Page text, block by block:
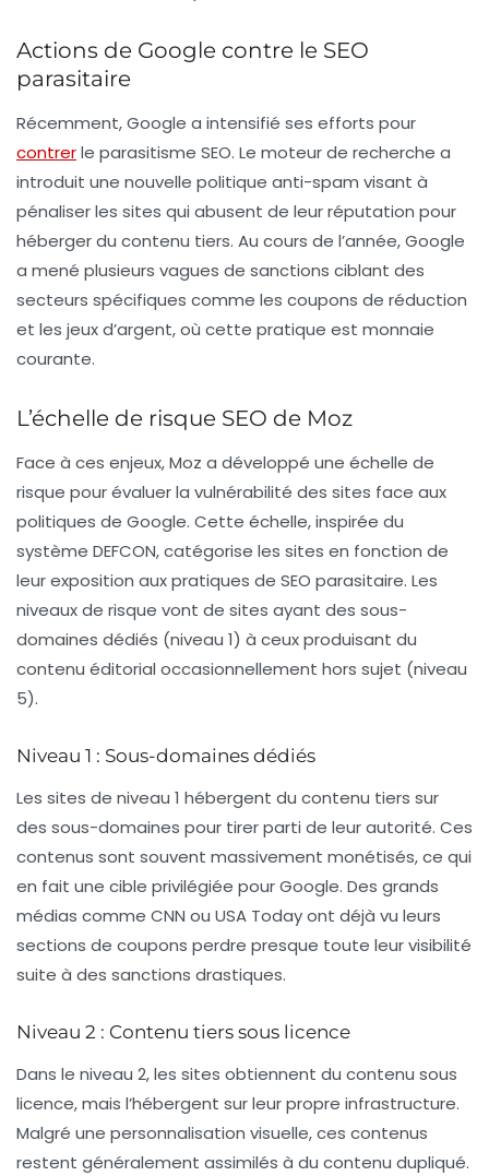
Actions de Google contre le SEO
parasitaire
Récemment, Google a intensifié ses efforts pour
contrerle parasitisme SEO. Le moteur de recherche a
introduit une nouvelle politique anti-spam visant à
pénaliser les sites qui abusent de leur réputation pour
héberger du contenu tiers. Au cours de l’année, Google
a mené plusieurs vagues de sanctions ciblant des
secteurs spécifiques comme les coupons de réduction
et les jeux d’argent, où cette pratique est monnaie
courante.
L’échelle de risque SEO de Moz
Face à ces enjeux, Moz a développé une échelle de
risque pour évaluer la vulnérabilité des sites face aux
politiques de Google. Cette échelle, inspirée du
système DEFCON, catégorise les sites en fonction de
leur exposition aux pratiques de SEO parasitaire. Les
niveaux de risque vont de sites ayant des sous-
domaines dédiés (niveau 1) à ceux produisant du
contenu éditorial occasionnellement hors sujet (niveau
5).
Niveau 1 : Sous-domaines dédiés
Les sites de niveau 1 hébergent du contenu tiers sur
des sous-domaines pour tirer parti de leur autorité. Ces
contenus sont souvent massivement monétisés, ce qui
en fait une cible privilégiée pour Google. Des grands
médias comme CNN ou USA Today ont déjà vu leurs
sections de coupons perdre presque toute leur visibilité
suite à des sanctions drastiques.
Niveau 2 : Contenu tiers sous licence
Dans le niveau 2, les sites obtiennent du contenu sous
licence, mais l’hébergent sur leur propre infrastructure.
Malgré une personnalisation visuelle, ces contenus
restent généralement assimilés à du contenu dupliqué.